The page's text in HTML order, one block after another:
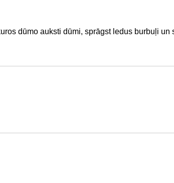
dūmo auksti dūmi, sprāgst ledus burbuļi un